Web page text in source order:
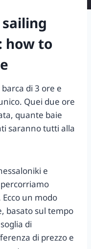
how to
di 3 ore e
Quei due ore
quante baie
saranno tutti alla
e
percorriamo
un modo
basato sul tempo
di
di prezzo e